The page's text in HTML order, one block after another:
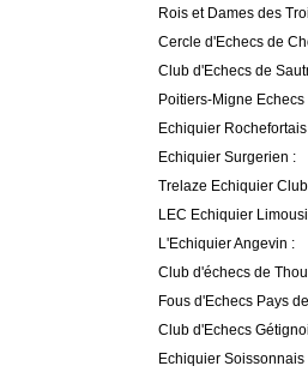
Rois et Dames des
Cercle d'Echecs de
Club d'Echecs de
Poitiers-Migne Echecs
Echiquier
Echiquier Surgerien :
Trelaze Echiquier
LEC Echiquier
L'Echiquier Angevin :
Club d'échecs de
Fous d'Echecs Pays
Club d'Echecs
Echiquier Soissonnais